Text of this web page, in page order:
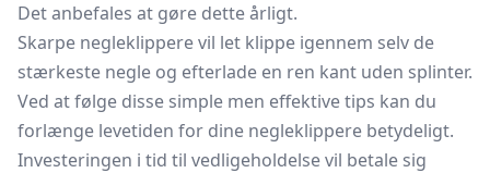
Det anbefales at gøre dette årligt.
Skarpe negleklippere vil let klippe igennem selv de
stærkeste negle og efterlade en ren kant uden splinter.
Ved at følge disse simple men effektive tips kan du
forlænge levetiden for dine negleklippere betydeligt.
Investeringen i tid til vedligeholdelse vil betale sig